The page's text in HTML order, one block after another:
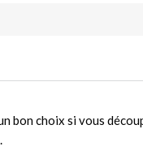
bon choix si vous